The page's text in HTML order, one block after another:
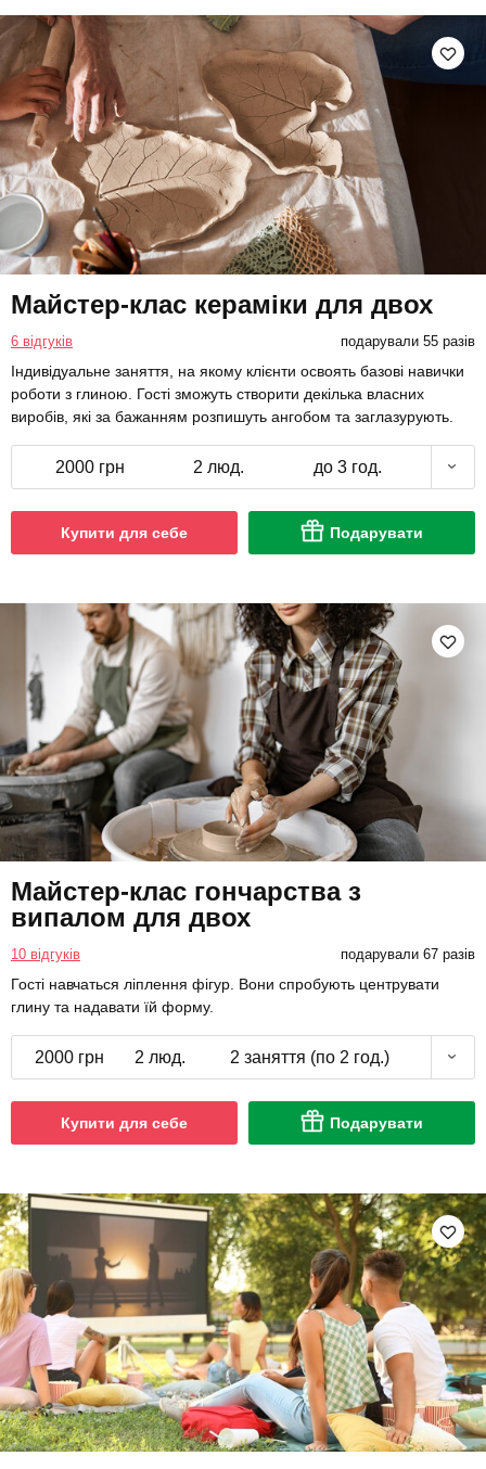
Майстер-клас кераміки для двох
6 відгуків подарували 55 разів
Індивідуальне заняття, на якому клієнти освоять базові навички
роботи з глиною. Гості зможуть створити декілька власних
виробів, які за бажанням розпишуть ангобом та заглазурують.
2000 грн 2 люд. до 3 год.
Купити для себе Подарувати
Майстер-клас гончарства з
випалом для двох
10 відгуків подарували 67 разів
Гості навчаться ліплення фігур. Вони спробують центрувати
глину та надавати їй форму.
2000 грн 2 люд. 2 заняття (по 2 год.)
Купити для себе Подарувати